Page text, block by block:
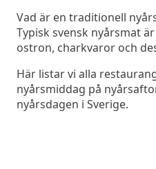
Vad är en traditionell
Typisk svensk nyårsmat
ostron, charkvaror och
Här listar vi alla
nyårsmiddag på
nyårsdagen i Sverige.